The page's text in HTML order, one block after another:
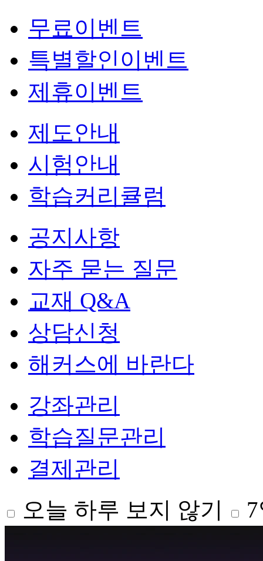
무료이벤트
특별할인이벤트
제휴이벤트
제도안내
시험안내
학습커리큘럼
공지사항
자주 묻는 질문
교재 Q&A
상담신청
해커스에 바란다
강좌관리
학습질문관리
결제관리
오늘 하루 보지 않기